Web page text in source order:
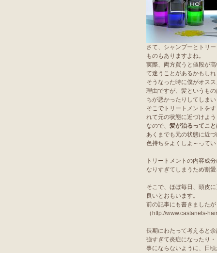
さて、シャンプーとトリ
ものもありますよね。
実際、両方買うと値段が
て迷うことがあるかもし
そうなった時に僕がオス
理由ですが、髪というも
ちが悪かったりしてしま
そこでトリートメントを
れて元の状態に近づけよ
なので、 髪が治るってこ
あくまでも元の状態に近
色持ちをよくしよ～って
トリートメントの内容成
なりすぎてしまうため割
そこで、ほぼ毎日、頭皮
良いとおもいます。
前の記事にも書きましたが
（ http://www.castanets-
長期にわたって考えると
強すぎて炎症になったり
事にならないように、日